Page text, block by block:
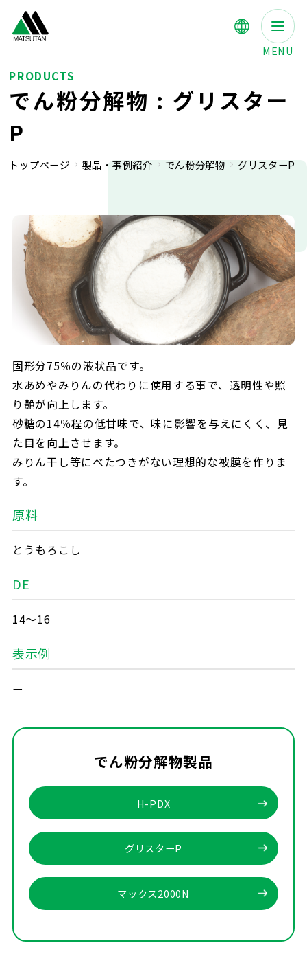
MENU
PRODUCTS
でん粉分解物 : グリスター
P
トップページ 製品・事例紹介 でん粉分解物 グリスターP
固形分75％の液状品です。
水あめやみりんの代わりに使用する事で、透明性や照
り艶が向上します。
砂糖の14％程の低甘味で、味に影響を与えにくく、見
た目を向上させます。
みりん干し等にべたつきがない理想的な被膜を作りま
す。
原料
とうもろこし
DE
14～16
表示例
ー
でん粉分解物製品
H-PDX
グリスターP
マックス2000N
TK-16